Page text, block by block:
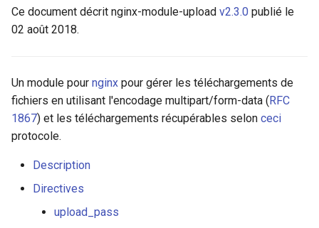
r
h
e
$is_mobile
$is_tv
$is_wearable
upload_limit_rate
upload_tame_arrays
upload_pass_args
GitHub
counter
dns-server
dns
exec
feishu-auth
Ce document décrit nginx-module-upload v2.3.0 publié le
02 août 2018.
Un module pour nginx pour gérer les téléchargements de
fichiers en utilisant l'encodage multipart/form-data (RFC
1867) et les téléchargements récupérables selon ceci
protocole.
Description
Directives
upload_pass